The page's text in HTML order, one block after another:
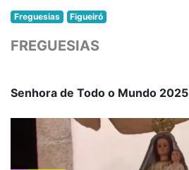
Freguesias Figueiró
FREGUESIAS
Senhora de Todo o Mundo 2025